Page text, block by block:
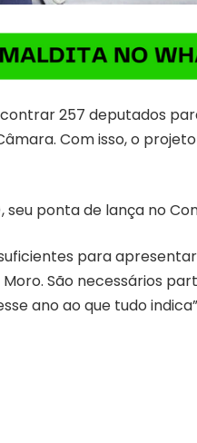
257 deputados
Com isso, o
seu ponta de lança no
para
São necessários
ano ao que tudo